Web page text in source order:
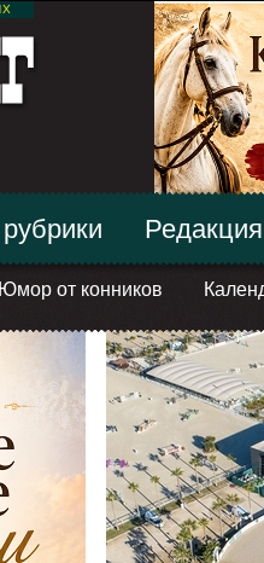
Юмор от конников
Редакция